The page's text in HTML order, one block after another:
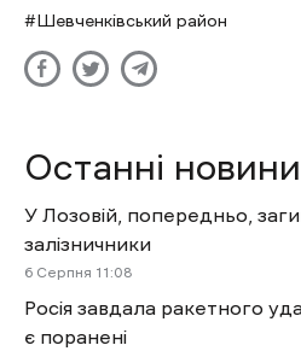
Шевченківський район
Останні новини
У Лозовій, попередньо,
залізничники
6 Cерпня 11:08
Росія завдала ракетного
є поранені